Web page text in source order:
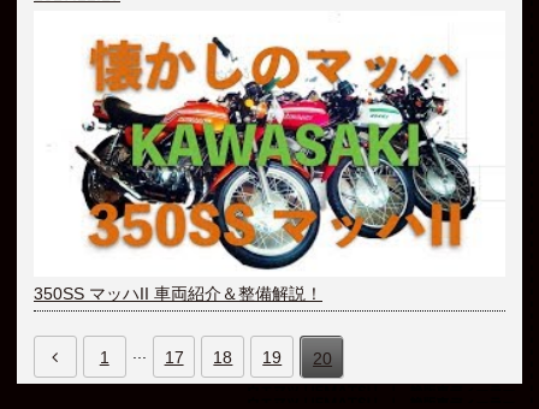
350SS マッハII 車両紹介＆整備解説！
1 17 18 19 20